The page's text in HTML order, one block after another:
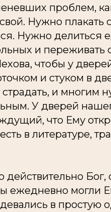
проблем,
Нужно
Нужно делиться
и переживать
чтобы у
и стуком в
и многим
У дверей
что Ему
в литературе,
действительно
ежедневно могли
в